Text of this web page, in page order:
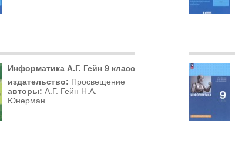
Информатика А.Г. Гейн 9 класс
издательство: Просвещение
авторы: А.Г. Гейн Н.А.
Юнерман